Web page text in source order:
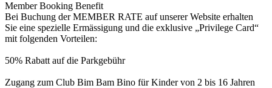
Member Booking Benefit
Bei Buchung der MEMBER RATE auf unserer Website erhalten
Sie eine spezielle Ermässigung und die exklusive „Privilege Card“
mit folgenden Vorteilen:
50% Rabatt auf die Parkgebühr
Zugang zum Club Bim Bam Bino für Kinder von 2 bis 16 Jahren